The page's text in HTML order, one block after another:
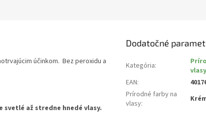
účinkom. Bez peroxidu a
až stredne hnedé vlasy.
Dodatočné
Kategória:
vlasy
EAN:
Prírodné farby na
vlasy: